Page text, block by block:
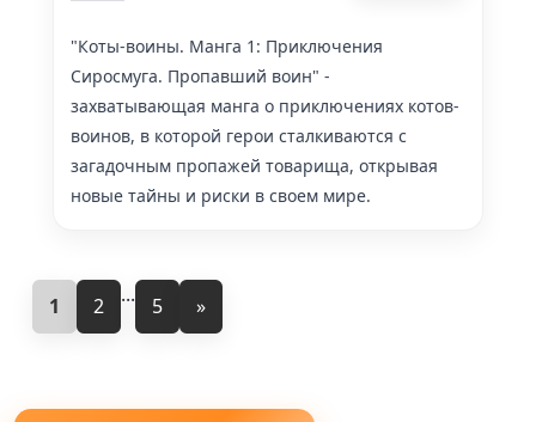
"Коты-воины. Манга 1: Приключения
Сиросмуга. Пропавший воин" -
захватывающая манга о приключениях котов-
воинов, в которой герои сталкиваются с
загадочным пропажей товарища, открывая
новые тайны и риски в своем мире.
1 2 ... 5 »